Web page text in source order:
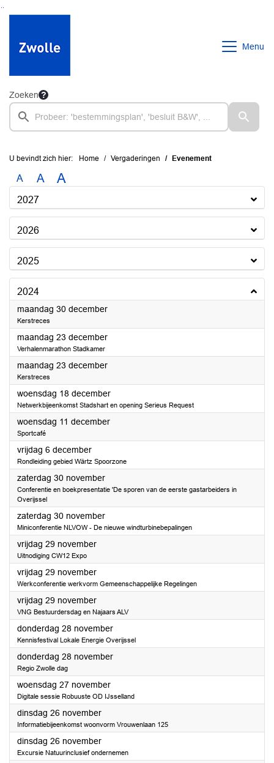
Ga naar de inhoud van deze pagina
Ga naar het zoeken
Ga naar het menu
Menu
Zoeken
U bevindt zich hier: Home Vergaderingen Evenement
A A A
2027
2026
2025
2024
maandag 30 december2024
Kerstreces
maandag 23 december2024
Verhalenmarathon Stadkamer
maandag 23 december2024
Kerstreces
woensdag 18 december2024
Netwerkbijeenkomst Stadshart en opening Serieus Request
woensdag 11 december2024
Sportcafé
vrijdag 6 december2024
Rondleiding gebied Wärtz Spoorzone
zaterdag 30 november2024
Conferentie en boekpresentatie 'De sporen van de eerste gastarbeiders in
Overijssel
zaterdag 30 november2024
Miniconferentie NLVOW - De nieuwe windturbinebepalingen
vrijdag 29 november2024
Uitnodiging CW12 Expo
vrijdag 29 november2024
Werkconferentie werkvorm Gemeenschappelijke Regelingen
vrijdag 29 november2024
VNG Bestuurdersdag en Najaars ALV
donderdag 28 november2024
Kennisfestival Lokale Energie Overijssel
donderdag 28 november2024
Regio Zwolle dag
woensdag 27 november2024
Digitale sessie Robuuste OD IJsselland
dinsdag 26 november2024
Informatiebijeenkomst woonvorm Vrouwenlaan 125
dinsdag 26 november2024
Excursie Natuurinclusief ondernemen